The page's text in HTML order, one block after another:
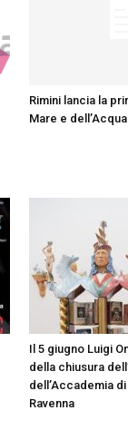
Rimini lancia la
Mare e dell’Acqua
Il 5 giugno Luigi
della chiusura
dell’Accademia
Ravenna